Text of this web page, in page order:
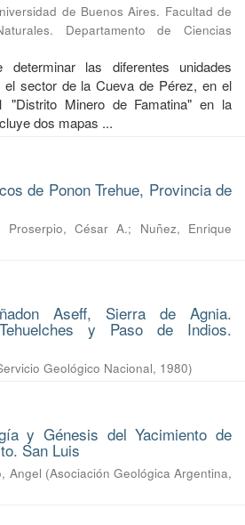
de Buenos Aires. Facultad de
Departamento de Ciencias
las diferentes unidades
el sector de la Cueva de Pérez, en el
"Distrito Minero de Famatina" en la
dos mapas ...
de Ponon Trehue, Provincia de
Proserpio, César A.; Nuñez, Enrique
Aseff, Sierra de Agnia.
y Paso de Indios.
Geológico Nacional, 1980)
y Génesis del Yacimiento de
San Luis
Angel (Asociación Geológica Argentina,